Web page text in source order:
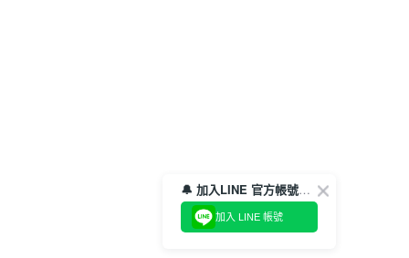
🔔 加入LINE 官方帳號，領取$100折價券！
加入 LINE 帳號